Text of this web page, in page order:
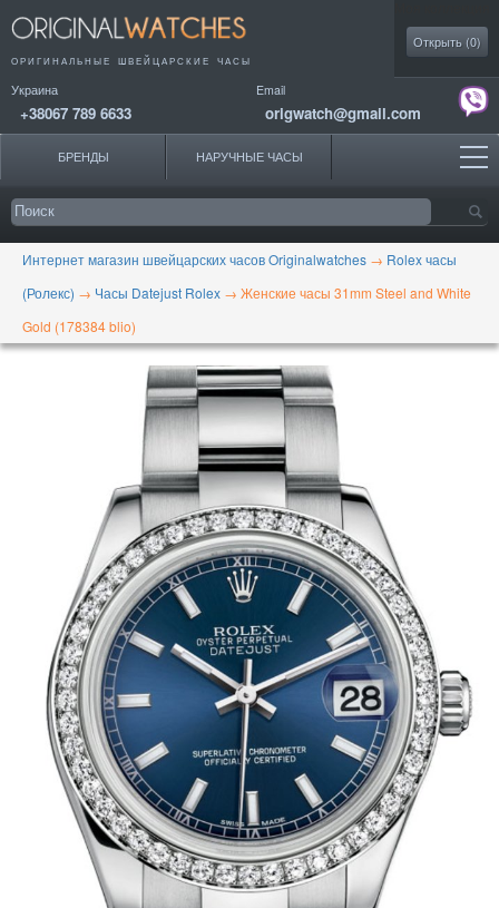
ОРИГИНАЛЬНЫЕ ШВЕЙЦАРСКИЕ ЧАСЫ
Украина
+38067 789 6633
Email
origwatch@gmail.com
Открыть (0)
БРЕНДЫ НАРУЧНЫЕ ЧАСЫ
Интернет магазин швейцарских часов Originalwatches → Rolex часы
(Ролекс) → Часы Datejust Rolex → Женские часы 31mm Steel and White
Gold (178384 blio)